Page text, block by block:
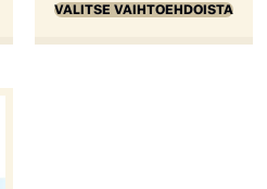
VALITSE VAIHTOEHDOISTA